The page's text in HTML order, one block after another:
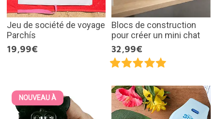
Jeu de société de voyage
Parchís
19,99€
Blocs de construction
pour créer un mini chat
32,99€
NOUVEAU À